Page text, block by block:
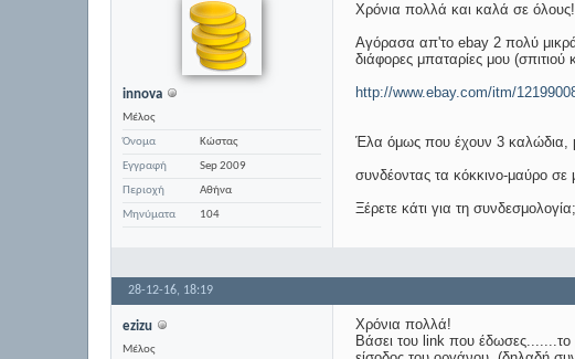
innova
Μέλος
Όνομα
Κώστας
Εγγραφή
Sep 2009
Περιοχή
Αθήνα
Μηνύματα
104
Χρόνια πολλά και καλά σε όλους!
Αγόρασα απ'το ebay 2 πολύ
διάφορες μπαταρίες μου (σπιτιού
http://www.ebay.com/itm/
Έλα όμως που έχουν 3 καλώδια,
συνδέοντας τα κόκκινο-μαύρο σε
Ξέρετε κάτι για τη συνδεσμολογία;
28-12-16, 18:19
ezizu
Μέλος
Χρόνια πολλά!
Βάσει του link που έδωσες.......το